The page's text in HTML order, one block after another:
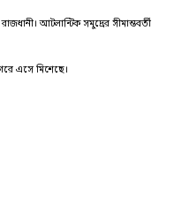
আটলান্টিক সমুদ্রের সীমান্তবর্তী
এসে মিশেছে।